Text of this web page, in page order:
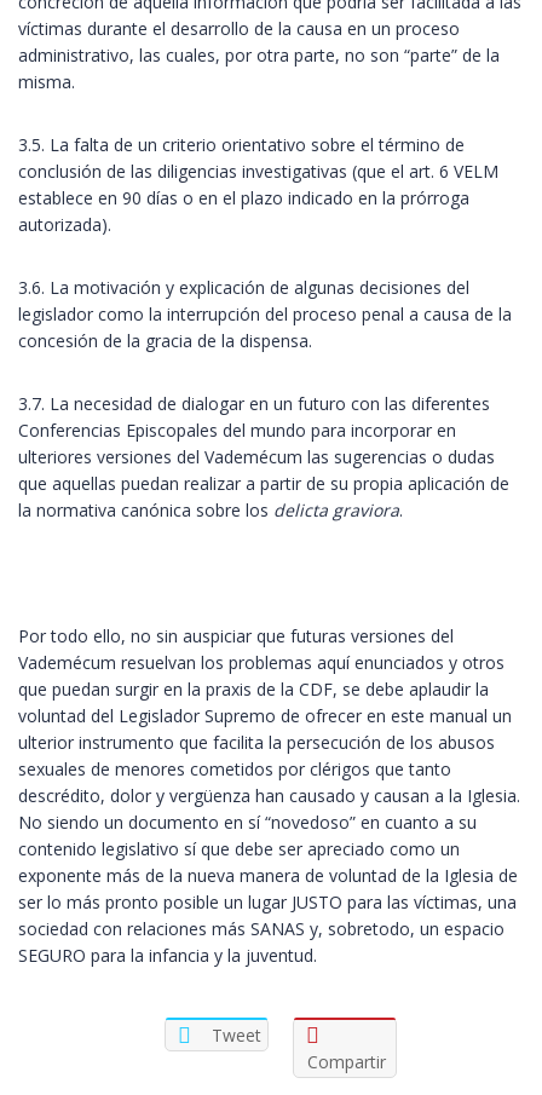
víctimas durante el desarrollo de la causa en un proceso
administrativo, las cuales, por otra parte, no son “parte” de la
misma.
3.5. La falta de un criterio orientativo sobre el término de
conclusión de las diligencias investigativas (que el art. 6 VELM
establece en 90 días o en el plazo indicado en la prórroga
autorizada).
3.6. La motivación y explicación de algunas decisiones del
legislador como la interrupción del proceso penal a causa de la
concesión de la gracia de la dispensa.
3.7. La necesidad de dialogar en un futuro con las diferentes
Conferencias Episcopales del mundo para incorporar en
ulteriores versiones del Vademécum las sugerencias o dudas
que aquellas puedan realizar a partir de su propia aplicación de
la normativa canónica sobre los delicta graviora.
Por todo ello, no sin auspiciar que futuras versiones del
Vademécum resuelvan los problemas aquí enunciados y otros
que puedan surgir en la praxis de la CDF, se debe aplaudir la
voluntad del Legislador Supremo de ofrecer en este manual un
ulterior instrumento que facilita la persecución de los abusos
sexuales de menores cometidos por clérigos que tanto
descrédito, dolor y vergüenza han causado y causan a la Iglesia.
No siendo un documento en sí “novedoso” en cuanto a su
contenido legislativo sí que debe ser apreciado como un
exponente más de la nueva manera de voluntad de la Iglesia de
ser lo más pronto posible un lugar JUSTO para las víctimas, una
sociedad con relaciones más SANAS y, sobretodo, un espacio
SEGURO para la infancia y la juventud.
Tweet
Compartir